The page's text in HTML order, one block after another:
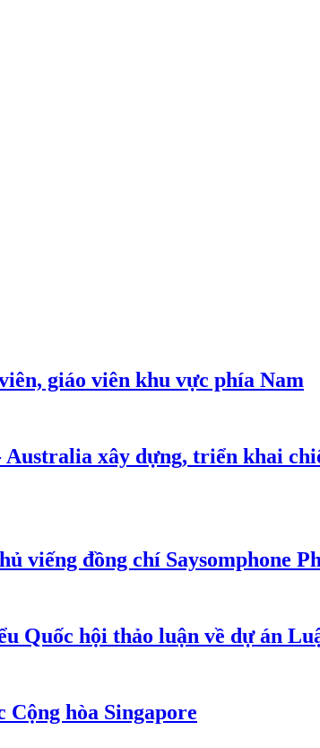
giáo viên khu vực phía Nam
xây dựng, triển khai
viếng đồng chí Saysomphone
Quốc hội thảo luận về dự án
hòa Singapore